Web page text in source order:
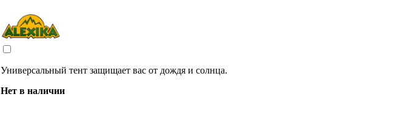
Универсальный тент защищает вас от дождя и солнца.
Нет в наличии